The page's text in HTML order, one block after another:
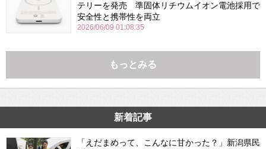
テリーを発売 準固体リチウムイオン電池採用で
安全性と携帯性を両立
2026/06/09 01:08:35
もっとみる
新着記事
「えだまめって、こんなに甘かった？」新潟県民